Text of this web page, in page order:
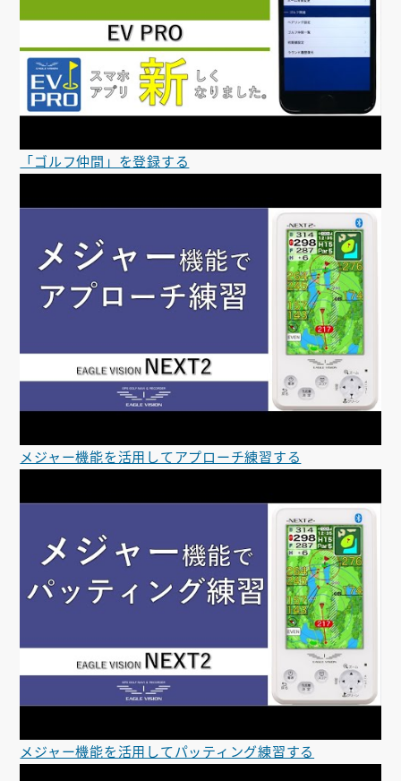
「ゴルフ仲間」を登録する
メジャー機能を活用してアプローチ練習する
メジャー機能を活用してパッティング練習する